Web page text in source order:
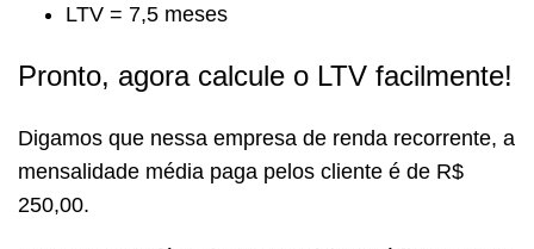
LTV = 7,5 meses
Pronto, agora calcule o LTV facilmente!
Digamos que nessa empresa de renda recorrente, a
mensalidade média paga pelos cliente é de R$
250,00.